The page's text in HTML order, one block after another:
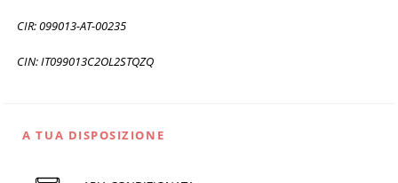
CIR: 099013-AT-00235
CIN: IT099013C2OL2STQZQ
A TUA DISPOSIZIONE